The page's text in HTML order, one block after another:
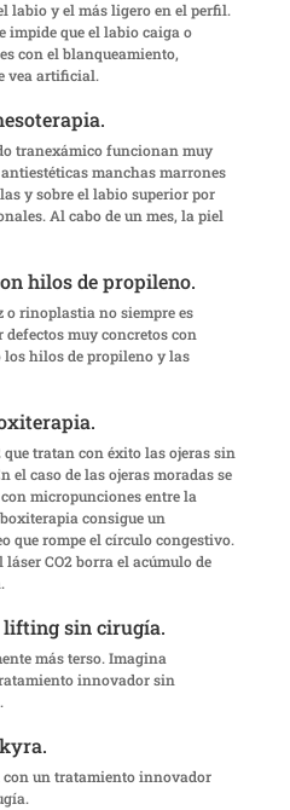
labio y el más ligero en el perfil.
impide que el labio caiga o
con el blanqueamiento,
vea artificial.
tranexámico funcionan muy
manchas marrones
y sobre el labio superior por
Al cabo de un mes, la piel
hilos de propileno.
o rinoplastia no siempre es
defectos muy concretos con
hilos de propileno y las
que tratan con éxito las ojeras sin
el caso de las ojeras moradas se
micropunciones entre la
consigue un
que rompe el círculo congestivo.
CO2 borra el acúmulo de
lifting sin cirugía.
más terso. Imagina
innovador sin
un tratamiento innovador